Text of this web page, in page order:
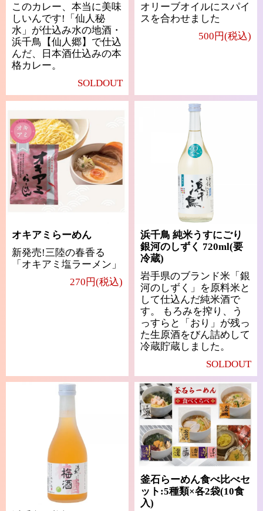
このカレー、本当に美味
しいんです!「仙人秘
水」が仕込み水の地酒・
浜千鳥【仙人郷】で仕込
んだ、日本酒仕込みの本
格カレー。
SOLDOUT
オリーブオイルにスパイ
スを合わせました
500円(税込)
オキアミらーめん
新発売!三陸の春香る
「オキアミ塩ラーメン」
270円(税込)
浜千鳥 純米うすにごり
銀河のしずく 720ml(要
冷蔵)
岩手県のブランド米「銀
河のしずく」を原料米と
して仕込んだ純米酒で
す。 もろみを搾り、う
っすらと「おり」が残っ
た生原酒をびん詰めして
冷蔵貯蔵しました。
SOLDOUT
釜石らーめん食べ比べセ
ット:5種類×各2袋(10食
入)